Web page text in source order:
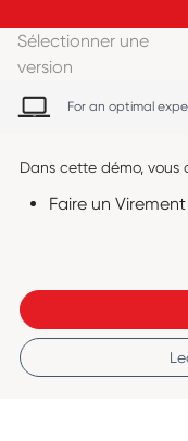
Sélectionner une
version
For an optimal
Dans cette démo, vous
Faire un Virement